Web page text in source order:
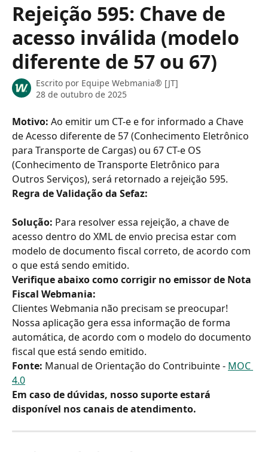
Rejeição 595: Chave de
acesso inválida (modelo
diferente de 57 ou 67)
Escrito por Equipe Webmania® [JT]
28 de outubro de 2025
Motivo: Ao emitir um CT-e e for informado a Chave
de Acesso diferente de 57 (Conhecimento Eletrônico
para Transporte de Cargas) ou 67 CT-e OS
(Conhecimento de Transporte Eletrônico para
Outros Serviços), será retornado a rejeição 595.
Regra de Validação da Sefaz:
Solução: Para resolver essa rejeição, a chave de
acesso dentro do XML de envio precisa estar com
modelo de documento fiscal correto, de acordo com
o que está sendo emitido.
Verifique abaixo como corrigir no emissor de Nota
Fiscal Webmania:
Clientes Webmania não precisam se preocupar!
Nossa aplicação gera essa informação de forma
automática, de acordo com o modelo do documento
fiscal que está sendo emitido.
Fonte: Manual de Orientação do Contribuinte - MOC
4.0
Em caso de dúvidas, nosso suporte estará
disponível nos canais de atendimento.